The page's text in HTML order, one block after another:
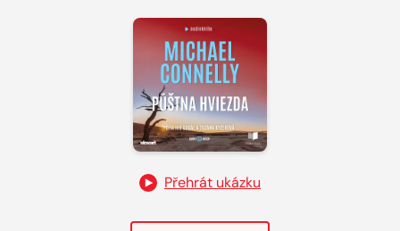
Přehrát ukázku